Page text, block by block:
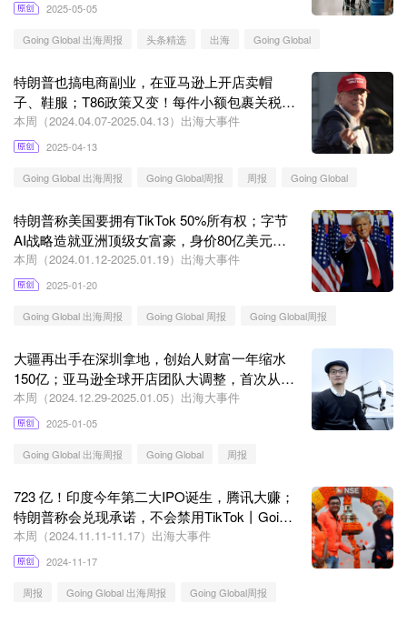
2025-05-05
Going Global 出海周报 头条精选 出海 Going Global
特朗普也搞电商副业，在亚马逊上开店卖帽
子、鞋服；T86政策又变！每件小额包裹关税最
高至150美元丨Going Global
本周（2024.04.07-2025.04.13）出海大事件
2025-04-13
Going Global 出海周报 Going Global周报 周报 Going Global
特朗普称美国要拥有TikTok 50%所有权；字节
AI战略造就亚洲顶级女富豪，身价80亿美元丨
Going Global
本周（2024.01.12-2025.01.19）出海大事件
2025-01-20
Going Global 出海周报 Going Global 周报 Going Global周报
大疆再出手在深圳拿地，创始人财富一年缩水
150亿；亚马逊全球开店团队大调整，首次从
AWS调任负责人丨Going Global
本周（2024.12.29-2025.01.05）出海大事件
2025-01-05
Going Global 出海周报 Going Global 周报
723 亿！印度今年第二大IPO诞生，腾讯大赚；
特朗普称会兑现承诺，不会禁用TikTok丨Going
Global
本周（2024.11.11-11.17）出海大事件
2024-11-17
周报 Going Global 出海周报 Going Global周报